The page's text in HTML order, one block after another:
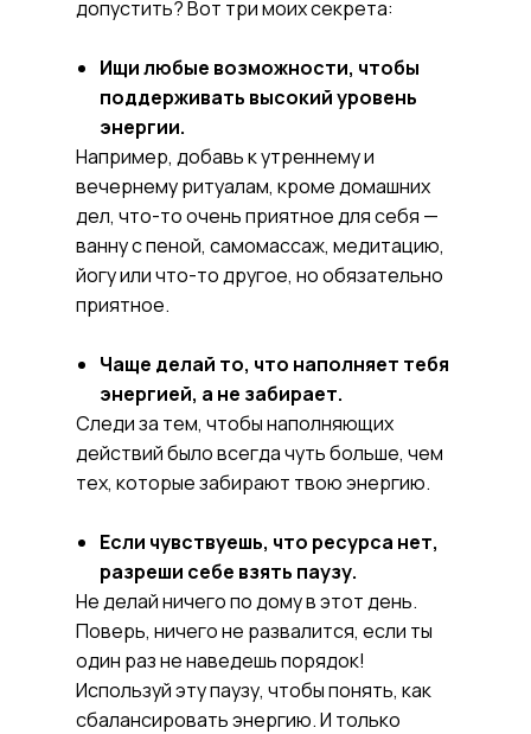
допустить? Вот три моих секрета:
Ищи любые возможности, чтобы
поддерживать высокий уровень
энергии.
Например, добавь к утреннему и
вечернему ритуалам, кроме домашних
дел, что-то очень приятное для себя —
ванну с пеной, самомассаж, медитацию,
йогу или что-то другое, но обязательно
приятное.
Чаще делай то, что наполняет тебя
энергией, а не забирает.
Следи за тем, чтобы наполняющих
действий было всегда чуть больше, чем
тех, которые забирают твою энергию.
Если чувствуешь, что ресурса нет,
разреши себе взять паузу.
Не делай ничего по дому в этот день.
Поверь, ничего не развалится, если ты
один раз не наведешь порядок!
Используй эту паузу, чтобы понять, как
сбалансировать энергию. И только